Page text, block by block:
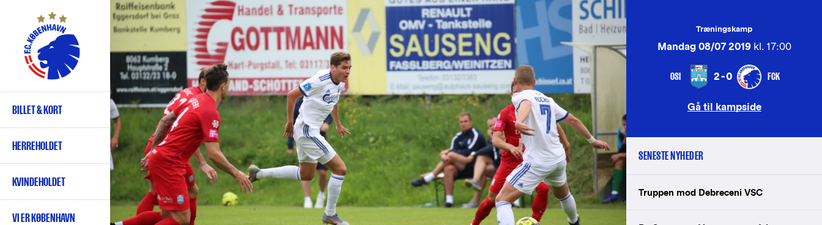
hovedindhold
Primær
navigation
BILLET & KORT
HERREHOLDET
KVINDEHOLDET
VI ER KØBENHAVN
Træningskamp
Mandag 08/07 2019kl. 17:00
OSI 2-0 FCK
Gå til kampside
SENESTE NYHEDER
Truppen mod Debreceni VSC